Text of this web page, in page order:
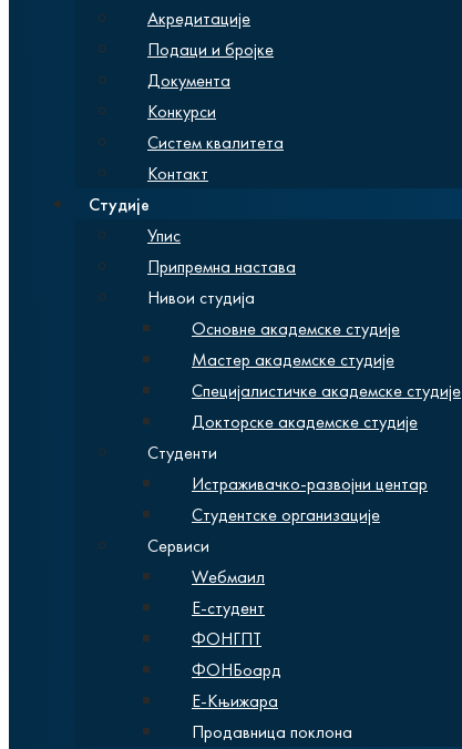
Акредитације
Подаци и бројке
Документа
Конкурси
Систем квалитета
Контакт
Студије
Упис
Припремна настава
Нивои студија
Основне академске студије
Мастер академске студије
Специјалистичке академске студије
Докторске академске студије
Студенти
Истраживачко-развојни центар
Студентске организације
Сервиси
Wебмаил
Е-студент
ФОНГПТ
ФОНБоард
Е-Књижара
Продавница поклона